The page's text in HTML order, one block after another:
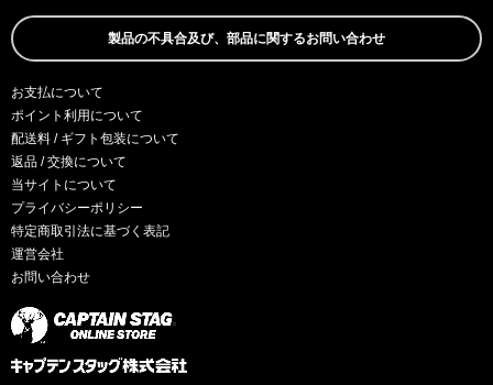
製品の不具合及び、部品に関するお問い合わせ
お支払について
ポイント利用について
配送料 / ギフト包装について
返品 / 交換について
当サイトについて
プライバシーポリシー
特定商取引法に基づく表記
運営会社
お問い合わせ